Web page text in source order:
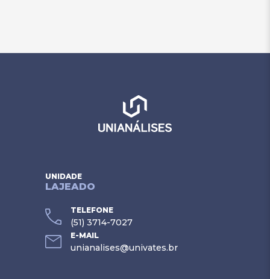
UNIDADE
LAJEADO
TELEFONE
(51) 3714-7027
E-MAIL
unianalises@univates.br